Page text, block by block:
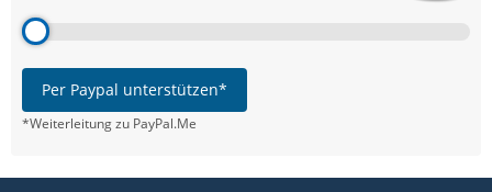
Per Paypal unterstützen*
*Weiterleitung zu PayPal.Me